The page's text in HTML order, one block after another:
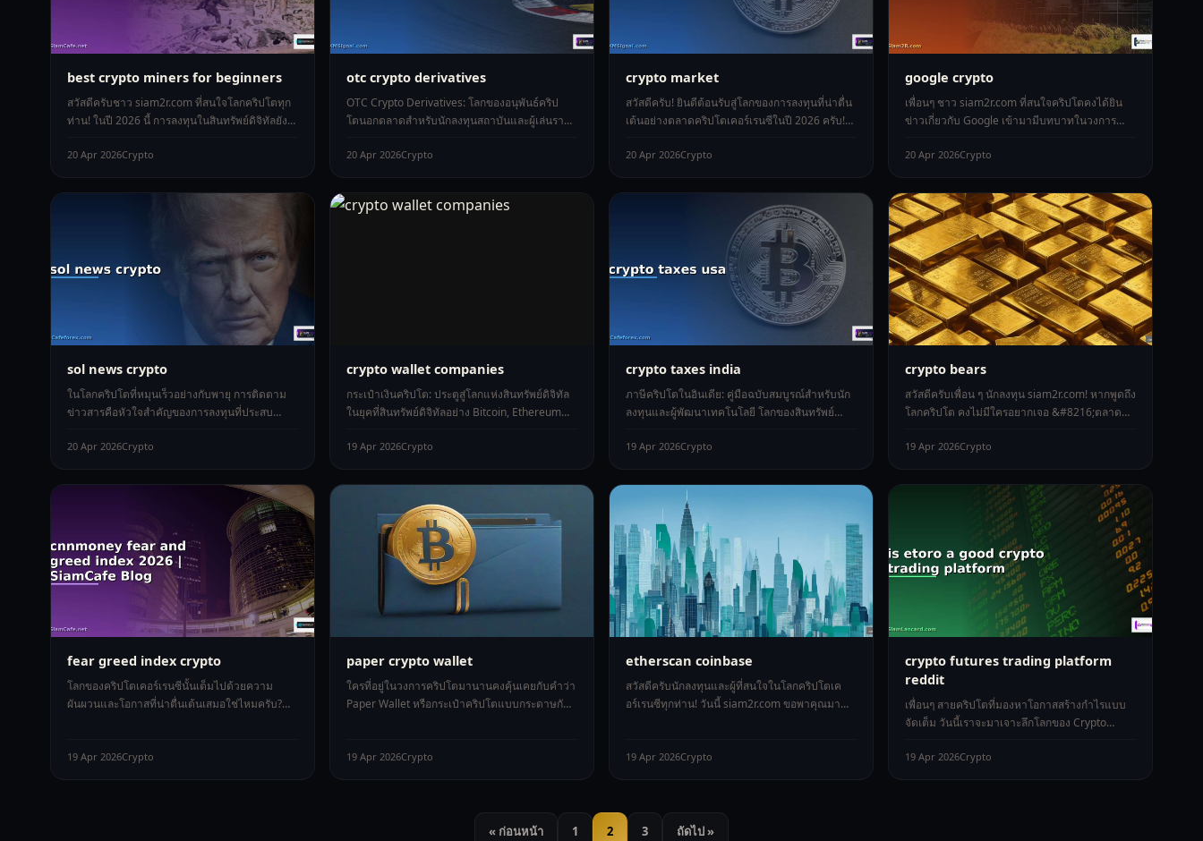
best crypto miners for beginners
สวัสดีครับชาว siam2r.com ที่สนใจโลกคริปโตทุก
ท่าน! ในปี 2026 นี้ การลงทุนในสินทรัพย์ดิจิทัลยัง
20 Apr 2026Crypto
otc crypto derivatives
OTC Crypto Derivatives: โลกของอนุพันธ์คริป
โตนอกตลาดสำหรับนักลงทุนสถาบันและผู้เล่นราย
20 Apr 2026Crypto
crypto market
สวัสดีครับ! ยินดีต้อนรับสู่โลกของการลงทุนที่น่าตื่น
เต้นอย่างตลาดคริปโตเคอร์เรนซีในปี 2026 ครับ!
20 Apr 2026Crypto
google crypto
เพื่อนๆ ชาว siam2r.com ที่สนใจคริปโตคงได้ยิน
ข่าวเกี่ยวกับ Google เข้ามามีบทบาทในวงการ
20 Apr 2026Crypto
sol news crypto
ในโลกคริปโตที่หมุนเร็วอย่างกับพายุ การติดตาม
ข่าวสารคือหัวใจสำคัญของการลงทุนที่ประสบ
20 Apr 2026Crypto
crypto wallet companies
กระเป๋าเงินคริปโต: ประตูสู่โลกแห่งสินทรัพย์ดิจิทัล
ในยุคที่สินทรัพย์ดิจิทัลอย่าง Bitcoin, Ethereum
19 Apr 2026Crypto
crypto taxes india
ภาษีคริปโตในอินเดีย: คู่มือฉบับสมบูรณ์สำหรับนัก
ลงทุนและผู้พัฒนาเทคโนโลยี โลกของสินทรัพย์
19 Apr 2026Crypto
crypto bears
สวัสดีครับเพื่อน ๆ นักลงทุน siam2r.com! หากพูดถึง
โลกคริปโต คงไม่มีใครอยากเจอ &#8216;ตลาด
19 Apr 2026Crypto
fear greed index crypto
โลกของคริปโตเคอร์เรนซีนั้นเต็มไปด้วยความ
ผันผวนและโอกาสที่น่าตื่นเต้นเสมอใช่ไหมครับ?
19 Apr 2026Crypto
paper crypto wallet
ใครที่อยู่ในวงการคริปโตมานานคงคุ้นเคยกับคำว่า
Paper Wallet หรือกระเป๋าคริปโตแบบกระดาษกัน
19 Apr 2026Crypto
etherscan coinbase
สวัสดีครับนักลงทุนและผู้ที่สนใจในโลกคริปโตเค
อร์เรนซีทุกท่าน! วันนี้ siam2r.com ขอพาคุณมา
19 Apr 2026Crypto
crypto futures trading platform
reddit
เพื่อนๆ สายคริปโตที่มองหาโอกาสสร้างกำไรแบบ
จัดเต็ม วันนี้เราจะมาเจาะลึกโลกของ Crypto
19 Apr 2026Crypto
« ก่อนหน้า 1 2 3 ถัดไป »